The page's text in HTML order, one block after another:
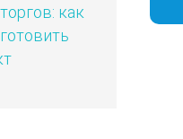
как